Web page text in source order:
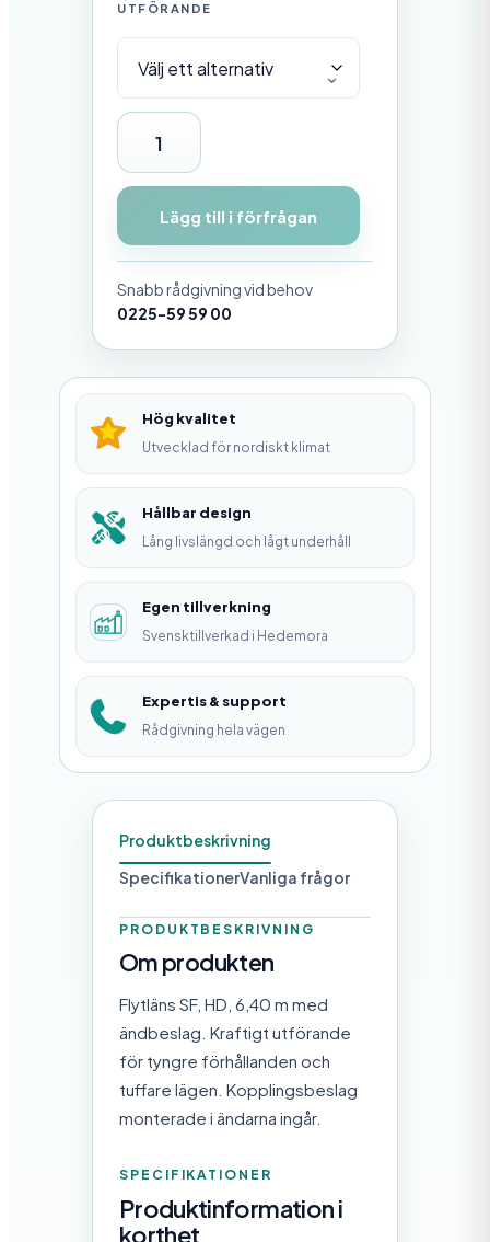
UTFÖRANDE
F
l
y
t
l
ä
s
F
,
H
D
m
ä
d
Lägg till i förfrågan
Snabb rådgivning vid behov
0225-59 59 00
Hög kvalitet
Utvecklad för nordiskt klimat
Hållbar design
Lång livslängd och lågt underhåll
Egen tillverkning
Svensktillverkad i Hedemora
Expertis & support
Rådgivning hela vägen
Produktbeskrivning
SpecifikationerVanliga frågor
PRODUKTBESKRIVNING
Om produkten
Flytläns SF, HD, 6,40 m med
ändbeslag. Kraftigt utförande
för tyngre förhållanden och
tuffare lägen. Kopplingsbeslag
monterade i ändarna ingår.
SPECIFIKATIONER
Produktinformation i
korthet